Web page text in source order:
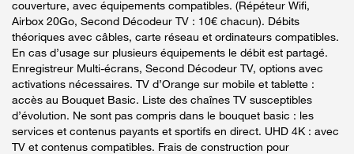
couverture, avec équipements compatibles. (Répéteur Wifi,
Airbox 20Go, Second Décodeur TV : 10€ chacun). Débits
théoriques avec câbles, carte réseau et ordinateurs compatibles.
En cas d’usage sur plusieurs équipements le débit est partagé.
Enregistreur Multi-écrans, Second Décodeur TV, options avec
activations nécessaires. TV d’Orange sur mobile et tablette :
accès au Bouquet Basic. Liste des chaînes TV susceptibles
d’évolution. Ne sont pas compris dans le bouquet basic : les
services et contenus payants et sportifs en direct. UHD 4K : avec
TV et contenus compatibles. Frais de construction pour